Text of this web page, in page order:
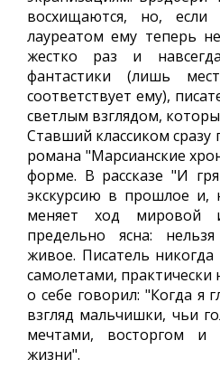
восхищаются, но,
лауреатом ему теперь
жестко раз и
фантастики (лишь
соответствует ему),
светлым взглядом,
Ставший классиком сразу
романа "Марсианские
форме. В рассказе "И
экскурсию в прошлое и,
меняет ход мировой
предельно ясна:
живое. Писатель
самолетами,
о себе говорил: "Когда я
взгляд мальчишки, чьи
мечтами, восторгом
жизни".